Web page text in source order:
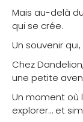
Mais au-delà
qui se crée.
Un souvenir
Chez
une petite
Un moment où
explorer… et